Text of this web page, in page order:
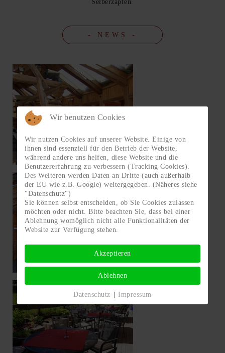
Selberzapfen.
- NEWS -
Wir benutzen Cookies
Wir nutzen Cookies auf unserer Website. Einige von
ihnen sind essenziell für den Betrieb der Website,
während andere uns helfen, diese Website und die
Benutzererfahrung zu verbessern (Tracking Cookies).
Des Weiteren werden Daten an Dritte (auch außerhalb
der EU wie z.B. Google) weitergegeben. (Näheres siehe
"Datenschutz")
Sie können selbst entscheiden, ob Sie Cookies zulassen
möchten oder nicht. Bitte beachten Sie, dass bei einer
Ablehnung womöglich nicht alle Funktionalitäten der
Website zur Verfügung stehen.
Akzeptieren
Ablehnen
Datenschutz | Impressum